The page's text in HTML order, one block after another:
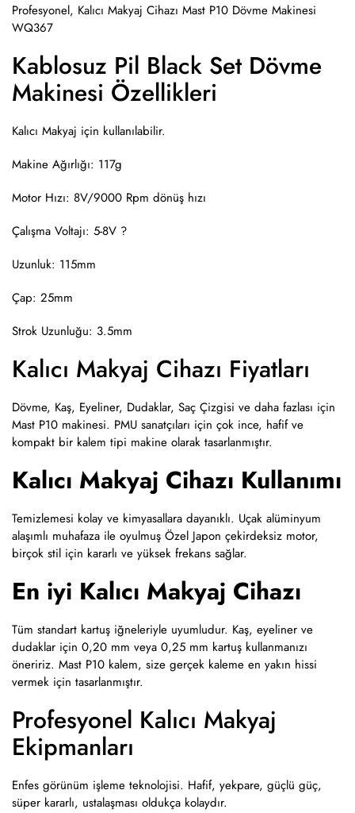
Profesyonel, Kalıcı Makyaj Cihazı Mast P10 Dövme Makinesi
WQ367
Kablosuz Pil Black Set Dövme
Makinesi Özellikleri
Kalıcı Makyaj için kullanılabilir.
Makine Ağırlığı: 117g
Motor Hızı: 8V/9000 Rpm dönüş hızı
Çalışma Voltajı: 5-8V ?
Uzunluk: 115mm
Çap: 25mm
Strok Uzunluğu: 3.5mm
Kalıcı Makyaj Cihazı Fiyatları
Dövme, Kaş, Eyeliner, Dudaklar, Saç Çizgisi ve daha fazlası için
Mast P10 makinesi. PMU sanatçıları için çok ince, hafif ve
kompakt bir kalem tipi makine olarak tasarlanmıştır.
Kalıcı Makyaj Cihazı Kullanımı
Temizlemesi kolay ve kimyasallara dayanıklı. Uçak alüminyum
alaşımlı muhafaza ile oyulmuş Özel Japon çekirdeksiz motor,
birçok stil için kararlı ve yüksek frekans sağlar.
En iyi Kalıcı Makyaj Cihazı
Tüm standart kartuş iğneleriyle uyumludur. Kaş, eyeliner ve
dudaklar için 0,20 mm veya 0,25 mm kartuş kullanmanızı
öneririz. Mast P10 kalem, size gerçek kaleme en yakın hissi
vermek için tasarlanmıştır.
Profesyonel Kalıcı Makyaj
Ekipmanları
Enfes görünüm işleme teknolojisi. Hafif, yekpare, güçlü güç,
süper kararlı, ustalaşması oldukça kolaydır.